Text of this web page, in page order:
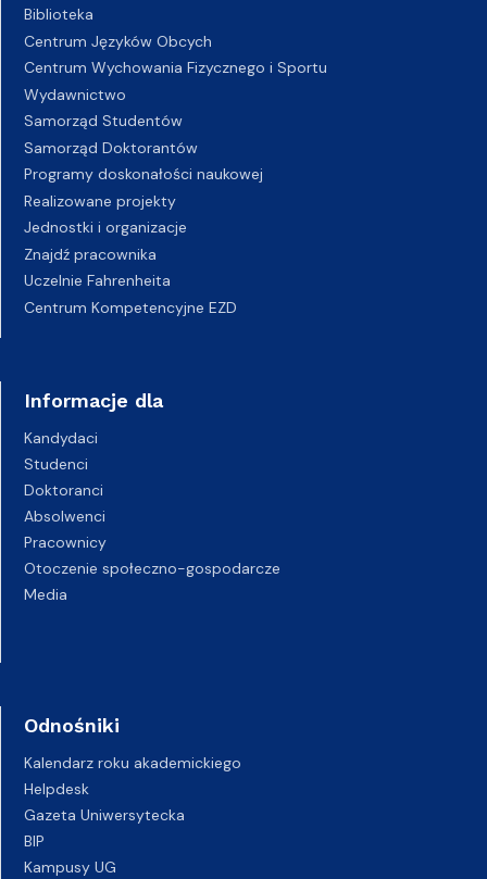
Biblioteka
Centrum Języków Obcych
Centrum Wychowania Fizycznego i Sportu
Wydawnictwo
Samorząd Studentów
Samorząd Doktorantów
Programy doskonałości naukowej
Realizowane projekty
Jednostki i organizacje
Znajdź pracownika
Uczelnie Fahrenheita
Centrum Kompetencyjne EZD
Informacje dla
Kandydaci
Studenci
Doktoranci
Absolwenci
Pracownicy
Otoczenie społeczno-gospodarcze
Media
Odnośniki
Kalendarz roku akademickiego
Helpdesk
Gazeta Uniwersytecka
BIP
Kampusy UG